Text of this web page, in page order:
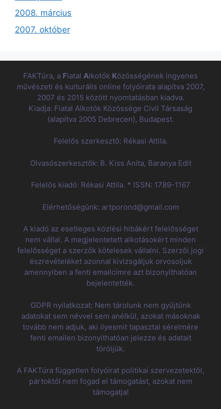
2008. március
2007. október
FAKTúra, a Fiatal Alkotók Közösségének ingyenes
művészeti és kulturális online folyóirata alapítva 2007,
2007 és 2015 között nyomtatásban kiadva.
Kiadja: Fiatal Alkotók Közössége Civil Társaság
(alapítva 2005 Debrecen), Budapest.
Felelős szerkesztő: Rékasi Attila.
Olvasószerkesztők: B. Kiss Anita, Baranya Edit
Felelős kiadó: Rékasi Attila. * ISSN: 1789-1167
Elérhetőségünk: artporond@gmail.com
A kiadó az esetleges közlési hibákért felelősséget
nem vállal. A megjelentetett alkotásokért minden
felelősséget a szerzők kötelesek vállalni. Szerzői jogi
észrevételéket azonnal kivizsgáljuk orvosoljuk
amennyiben a fenti emailcímre azt bizonyíthatóan
bejelentették.
GDPR nyilatkozat: Nem tárolunk nem gyűjtünk
adatokat sem névvel sem anélkül, azokat másoknak
tovább nem adjuk, aki ilyesmit tapasztal sérelmére
fenti emailen bizonyíthatóan jelezze és adatait
töröljük.
A FAKTúra független folyóirat politikai szervezetektől,
pártoktól nem fogad el támogatást, azokat nem
támogatja!